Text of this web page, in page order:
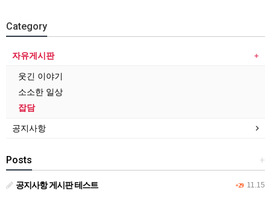
Category
자유게시판
웃긴 이야기
소소한 일상
잡담
공지사항
+
Posts
+29 11.15
공지사항 게시판 테스트